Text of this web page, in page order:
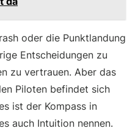
oder die Punktlandung
Entscheidungen zu
zu vertrauen. Aber das
Piloten befindet sich
ist der Kompass in
auch Intuition nennen.